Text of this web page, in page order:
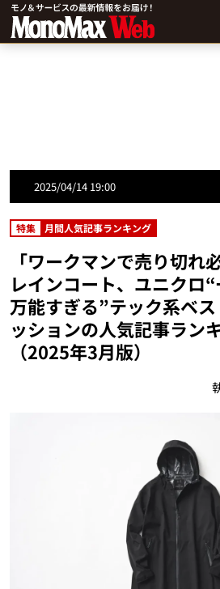
2025/04/14 19:00
特集 月間人気記事ランキング
「ワークマンで売り切れ
レインコート、ユニクロ
万能すぎる”テック系ベ
ッションの人気記事ラン
（2025年3月版）